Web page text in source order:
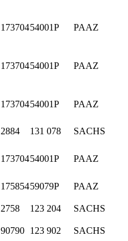
17370454001P PAAZ
17370454001P PAAZ
17370454001P PAAZ
2884 131 078 SACHS
17370454001P PAAZ
17585459079P PAAZ
2758 123 204 SACHS
90790 123 902 SACHS